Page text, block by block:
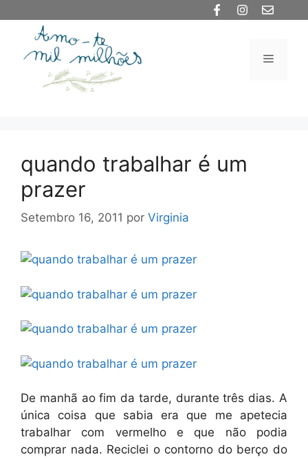
conteúdo
Menu
quando trabalhar é um
prazer
Setembro 16, 2011 por Virginia
De manhã ao fim da tarde, durante três dias. A
única coisa que sabia era que me apetecia
trabalhar com vermelho e que não podia
comprar nada. Reciclei o contorno do berço do